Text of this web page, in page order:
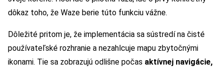
dôkaz toho, že Waze berie túto funkciu vážne.
Dôležité pritom je, že implementácia sa sústredí na čisté
používateľské rozhranie a nezahlcuje mapu zbytočnými
ikonami. Tie sa zobrazujú odlišne počas aktívnej navigácie,